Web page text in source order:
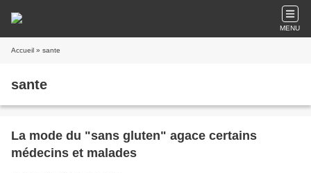
MENU
Accueil » sante
sante
La mode du "sans gluten" agace certains
médecins et malades